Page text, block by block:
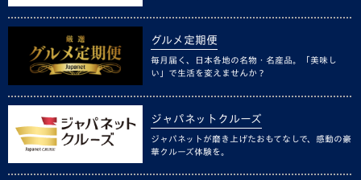
グルメ定期便
毎月届く、日本各地の名物・名産品。「美味し
い」で生活を変えませんか？
ジャパネットクルーズ
ジャパネットが磨き上げたおもてなしで、感動の豪
華クルーズ体験を。